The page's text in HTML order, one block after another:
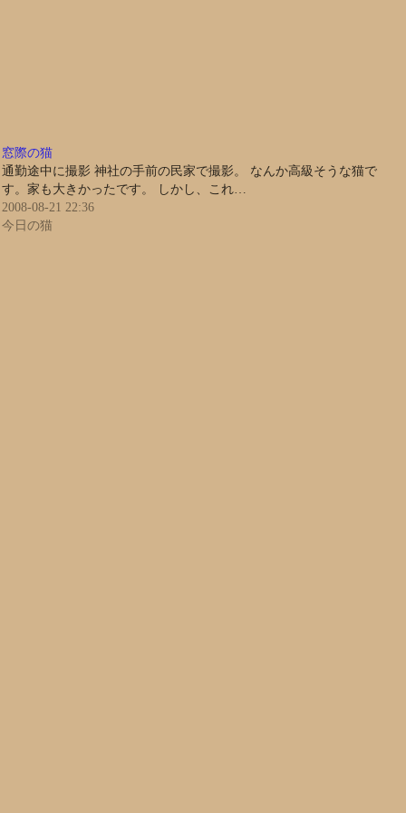
窓際の猫
通勤途中に撮影 神社の手前の民家で撮影。 なんか高級そうな猫で
す。家も大きかったです。 しかし、これ…
2008-08-21 22:36
今日の猫